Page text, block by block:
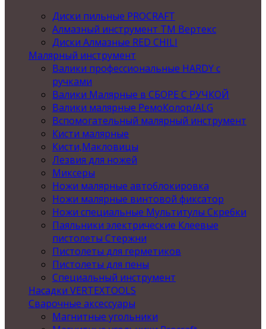
Диски пильные PROCRAFT
Алмазный инструмент ТМ Вертекс
Диски Алмазные RED CHILI
Малярный инструмент
Валики профессиональные HARDY с
ручками
Валики Малярные в СБОРЕ С РУЧКОЙ
Валики малярные РемоКолор/ALG
Вспомогательный малярный инструмент
Кисти малярные
Кисти,Макловицы
Лезвия для ножей
Миксеры
Ножи малярные автоблокировка
Ножи малярные винтовой фиксатор
Ножи специальные Мультитулы Скребки
Паяльники электрические Клеевые
пистолеты Стержни
Пистолеты для герметиков
Пистолеты для пены
Специальный инструмент
Насадки VERTEXTOOLS
Сварочные аксессуары
Магнитные угольники